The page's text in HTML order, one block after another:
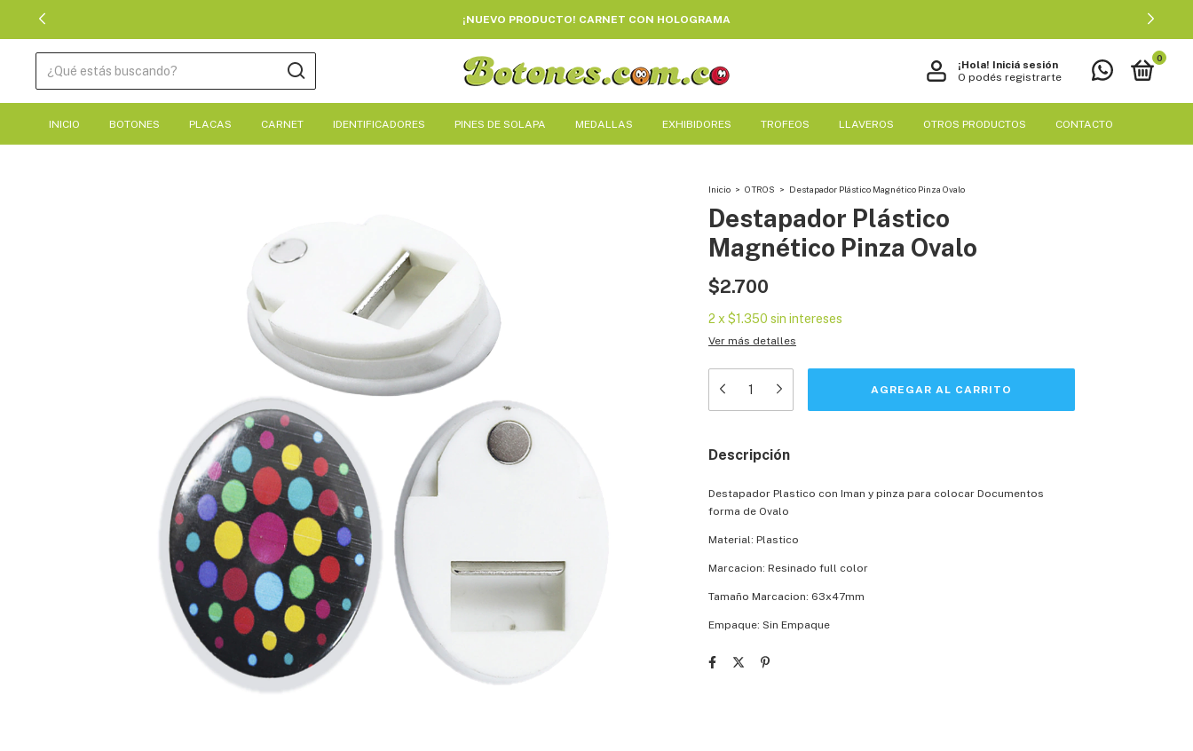
¡NUEVO PRODUCTO! CARNET CON HOLOGRAMA
¡Hola! Iniciá sesión
O podés registrarte
0
INICIO BOTONES PLACAS CARNET IDENTIFICADORES PINES DE SOLAPA MEDALLAS EXHIBIDORES TROFEOS LLAVEROS OTROS PRODUCTOS CONTACTO
Inicio > OTROS > Destapador Plástico Magnético Pinza Ovalo
Destapador Plástico
Magnético Pinza Ovalo
$2.700
2 x $1.350 sin intereses
Ver más detalles
Descripción
Destapador Plastico con Iman y pinza para colocar Documentos
forma de Ovalo
Material: Plastico
Marcacion: Resinado full color
Tamaño Marcacion: 63x47mm
Empaque: Sin Empaque